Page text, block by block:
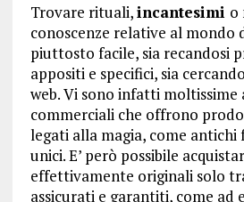
Trovare rituali,incantesimi o
conoscenze relative al mondo
piuttosto facile, sia recandosi
appositi e specifici, sia
web. Vi sono infatti
commerciali che offrono
legati alla magia, come
unici. E’ però possibile
effettivamente originali solo
assicurati e garantiti, come ad